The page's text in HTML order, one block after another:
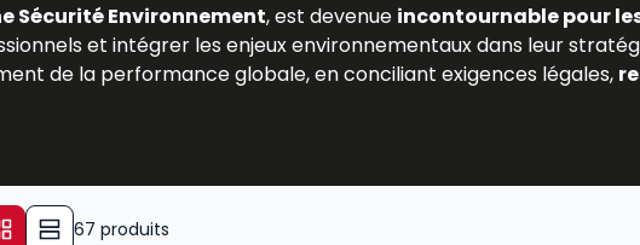
Sécurité Environnement, est devenue incontournable pour
et intégrer les enjeux environnementaux dans leur
de la performance globale, en conciliant exigences légales,
despolitiques HSE, offrant ainsi auxjuristes, responsables
liés à la santé, à la sécurité et à l’environnement
67 produits